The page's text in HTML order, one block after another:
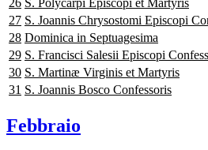
27 S. Joannis Chrysostomi Episcopi
28 Dominica in Septuagesima
29 S. Francisci Salesii Episcopi
30 S. Martinæ Virginis et Martyris
31 S. Joannis Bosco Confessoris
Febbraio